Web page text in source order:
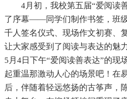
4月初，我校第五届“爱阅读
了序幕——同学们制作书签，班
千人签名仪式、现场作文初赛
让大家感受到了阅读与表达的魅
5月4日下午“爱阅读善表达”的现
起重温那激动人心的场景吧！在
后，伴随着轻远悠扬的古筝声，